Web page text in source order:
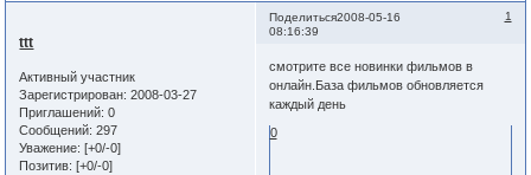
Поделиться 1
2008-05-16
08:16:39
ttt
Активный участник
Зарегистрирован: 2008-03-27
Приглашений: 0
Сообщений: 297
Уважение: [+0/-0]
Позитив: [+0/-0]
смотрите все новинки фильмов в
онлайн.База фильмов обновляется
каждый день
0